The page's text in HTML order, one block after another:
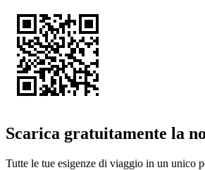
Scarica gratuitamente la
Tutte le tue esigenze di viaggio in un unico